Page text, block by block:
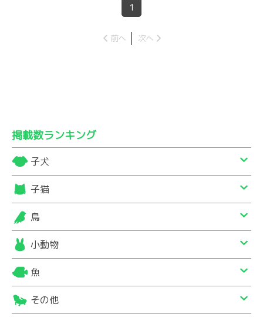
1
前へ 次へ
掲載数ランキング
子犬
子猫
鳥
小動物
魚
その他